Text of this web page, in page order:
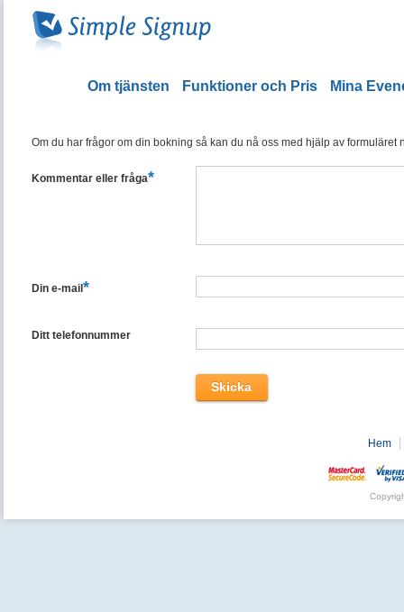
Om tjänsten Funktioner och Pris Mina
Om du har frågor om din bokning så kan du nå oss med hjälp av formuläret
Kommentar eller fråga*
Din e-mail*
Ditt telefonnummer
Hem